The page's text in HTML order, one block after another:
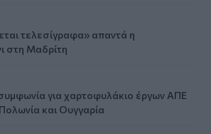
τελεσίγραφα» απαντά η
στη Μαδρίτη
για χαρτοφυλάκιο έργων ΑΠΕ
και Ουγγαρία